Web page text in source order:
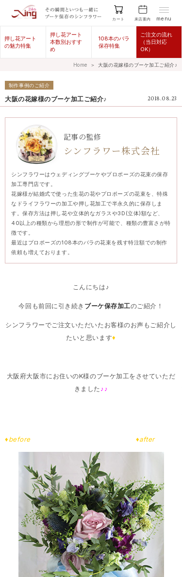
カート 来店案内 menu
押し花アート
の魅力特集
押し花アート
本数別おすす
め
108本のバラ
保存特集
ご注文の流れ
（当日対応
OK）
Home ＞ 大阪の花嫁様のブーケ加工ご紹介♪
制作事例のご紹介
2018.08.23
大阪の花嫁様のブーケ加工ご紹介♪
記事の監修
シンフラワー株式会社
シンフラワーはウェディングブーケやプロポーズの花束の保存
加工専門店です。
花嫁様が結婚式で使った生花の花やプロポーズの花束を、特殊
なドライフラワーの加工や押し花加工で半永久的に保存しま
す。保存方法は押し花や立体的なガラスや3D(立体)額など、
40以上の種類から理想の形で制作が可能で、種類の豊富さが特
徴です。
最近はプロポーズの108本のバラの花束を残す特注額での制作
依頼も増えております。
こんにちは♪
今回も前回に引き続き ブーケ保存加工のご紹介！
シンフラワーでご注文いただいたお客様のお声もご紹介し
たいと思います♦
大阪府大阪市にお住いのK様のブーケ加工をさせていただ
きました♪♪
♦before ♦after